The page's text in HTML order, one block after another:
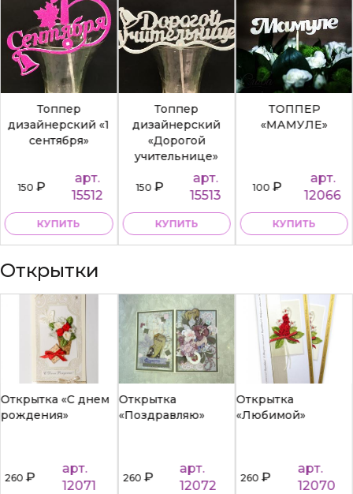
Топпер
дизайнерский «1
сентября»
150₽
арт.
15512
КУПИТЬ
Топпер
дизайнерский
«Дорогой
учительнице»
150₽
арт.
15513
КУПИТЬ
ТОППЕР
«МАМУЛЕ»
100₽
арт.
12066
КУПИТЬ
Открытки
Открытка «С днем
рождения»
260₽
арт.
12071
Открытка
«Поздравляю»
260₽
арт.
12072
Открытка
«Любимой»
260₽
арт.
12070